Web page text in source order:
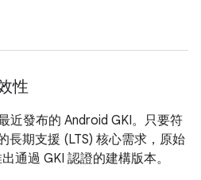
性
近發布的 Android GKI。只要符
長期支援 (LTS) 核心需求，原始
通過 GKI 認證的建構版本。